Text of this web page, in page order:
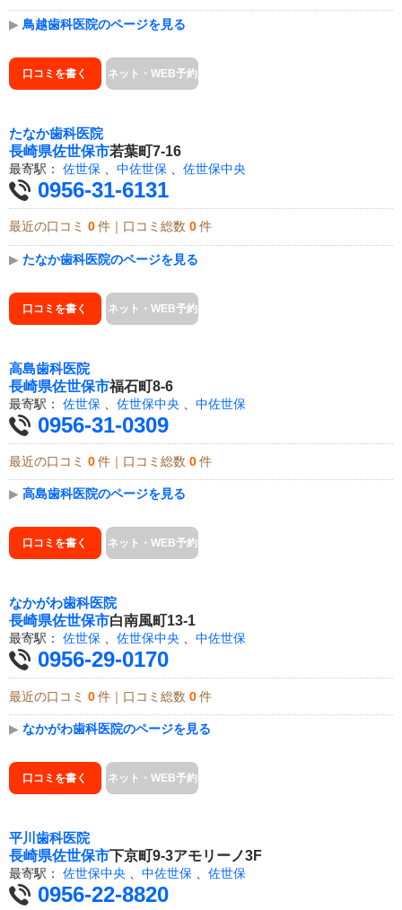
▶ 鳥越歯科医院のページを見る
口コミを書く ネット・WEB予約
たなか歯科医院
長崎県佐世保市若葉町7-16
最寄駅： 佐世保 中佐世保 佐世保中央
0956-31-6131
最近の口コミ 0 件｜口コミ総数 0 件
▶ たなか歯科医院のページを見る
口コミを書く ネット・WEB予約
高島歯科医院
長崎県佐世保市福石町8-6
最寄駅： 佐世保 佐世保中央 中佐世保
0956-31-0309
最近の口コミ 0 件｜口コミ総数 0 件
▶ 高島歯科医院のページを見る
口コミを書く ネット・WEB予約
なかがわ歯科医院
長崎県佐世保市白南風町13-1
最寄駅： 佐世保 、 佐世保中央 、 中佐世保
0956-29-0170
最近の口コミ 0 件｜口コミ総数 0 件
▶ なかがわ歯科医院のページを見る
口コミを書く ネット・WEB予約
平川歯科医院
長崎県佐世保市下京町9-3アモリーノ3F
最寄駅： 佐世保中央 中佐世保 佐世保
0956-22-8820